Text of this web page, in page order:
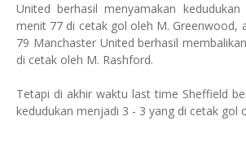
United berhasil menyamakan
menit 77 di cetak gol oleh M. Greenwood,
79 Manchaster United berhasil
di cetak oleh M. Rashford.
Tetapi di akhir waktu last time Sheffield
kedudukan menjadi 3 - 3 yang di cetak gol